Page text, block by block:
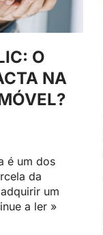
O
NA
é um dos
da
um
a ler »